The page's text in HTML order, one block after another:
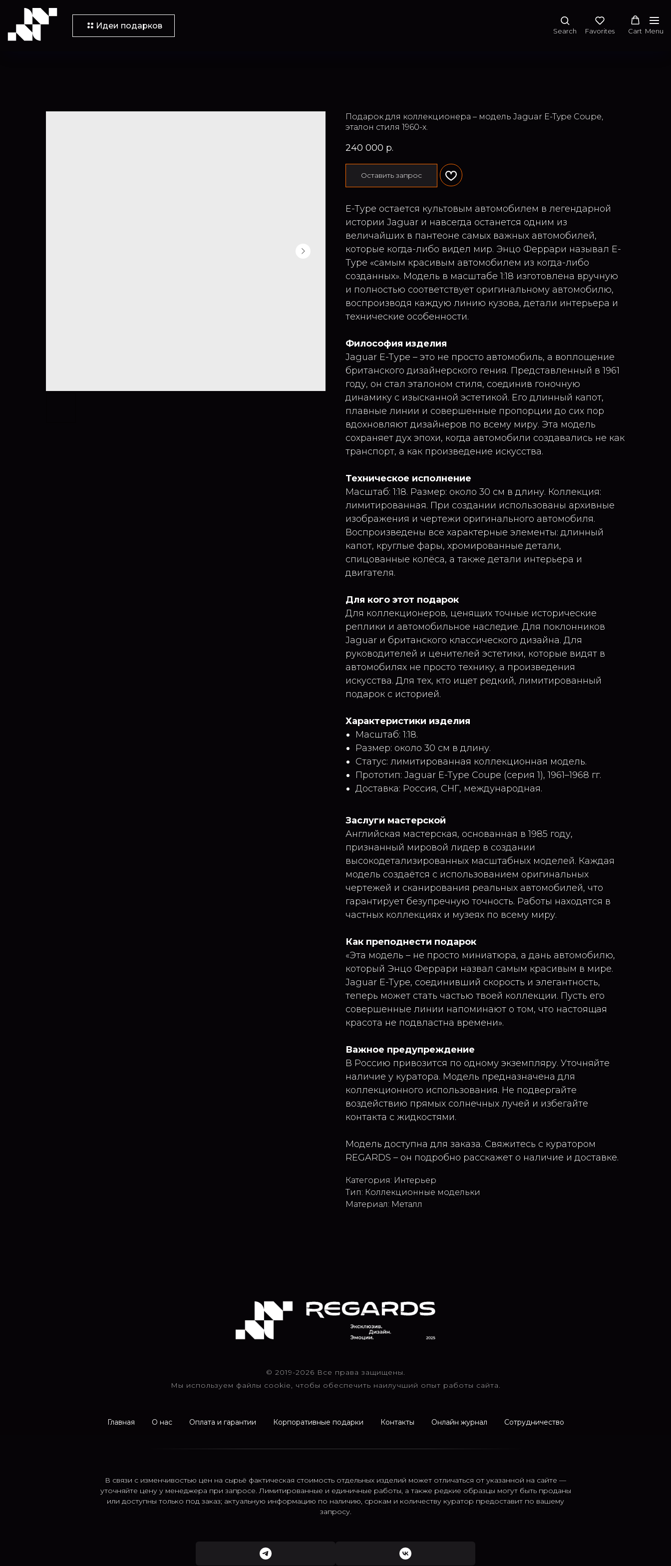
Идеи подарков
Search Favorites Cart Menu
Подарок для коллекционера – модель Jaguar E-Type Coupe,
эталон стиля 1960-х.
240 000 р.
Оставить запрос
E-Type остается культовым автомобилем в легендарной
истории Jaguar и навсегда останется одним из
величайших в пантеоне самых важных автомобилей,
которые когда-либо видел мир. Энцо Феррари называл E-
Type «самым красивым автомобилем из когда-либо
созданных». Модель в масштабе 1:18 изготовлена вручную
и полностью соответствует оригинальному автомобилю,
воспроизводя каждую линию кузова, детали интерьера и
технические особенности.
Философия изделия
Jaguar E-Type – это не просто автомобиль, а воплощение
британского дизайнерского гения. Представленный в 1961
году, он стал эталоном стиля, соединив гоночную
динамику с изысканной эстетикой. Его длинный капот,
плавные линии и совершенные пропорции до сих пор
вдохновляют дизайнеров по всему миру. Эта модель
сохраняет дух эпохи, когда автомобили создавались не как
транспорт, а как произведение искусства.
Техническое исполнение
Масштаб: 1:18. Размер: около 30 см в длину. Коллекция:
лимитированная. При создании использованы архивные
изображения и чертежи оригинального автомобиля.
Воспроизведены все характерные элементы: длинный
капот, круглые фары, хромированные детали,
спицованные колёса, а также детали интерьера и
двигателя.
Для кого этот подарок
Для коллекционеров, ценящих точные исторические
реплики и автомобильное наследие. Для поклонников
Jaguar и британского классического дизайна. Для
руководителей и ценителей эстетики, которые видят в
автомобилях не просто технику, а произведения
искусства. Для тех, кто ищет редкий, лимитированный
подарок с историей.
Характеристики изделия
Масштаб: 1:18.
Размер: около 30 см в длину.
Статус: лимитированная коллекционная модель.
Прототип: Jaguar E-Type Coupe (серия 1), 1961–1968 гг.
Доставка: Россия, СНГ, международная.
Заслуги мастерской
Английская мастерская, основанная в 1985 году,
признанный мировой лидер в создании
высокодетализированных масштабных моделей. Каждая
модель создаётся с использованием оригинальных
чертежей и сканирования реальных автомобилей, что
гарантирует безупречную точность. Работы находятся в
частных коллекциях и музеях по всему миру.
Как преподнести подарок
«Эта модель – не просто миниатюра, а дань автомобилю,
который Энцо Феррари назвал самым красивым в мире.
Jaguar E-Type, соединивший скорость и элегантность,
теперь может стать частью твоей коллекции. Пусть его
совершенные линии напоминают о том, что настоящая
красота не подвластна времени».
Важное предупреждение
В Россию привозится по одному экземпляру. Уточняйте
наличие у куратора. Модель предназначена для
коллекционного использования. Не подвергайте
воздействию прямых солнечных лучей и избегайте
контакта с жидкостями.
Модель доступна для заказа. Свяжитесь с куратором
REGARDS – он подробно расскажет о наличие и доставке.
Категория: Интерьер
Тип: Коллекционные модельки
Материал: Металл
© 2019-2026 Все права защищены.
Мы используем файлы cookie, чтобы обеспечить наилучший опыт работы сайта.
Главная О нас Оплата и гарантии Корпоративные подарки Контакты Онлайн журнал Сотрудничество
В связи с изменчивостью цен на сырьё фактическая стоимость отдельных изделий может отличаться от указанной на сайте —
уточняйте цену у менеджера при запросе. Лимитированные и единичные работы, а также редкие образцы могут быть проданы
или доступны только под заказ; актуальную информацию по наличию, срокам и количеству куратор предоставит по вашему
запросу.